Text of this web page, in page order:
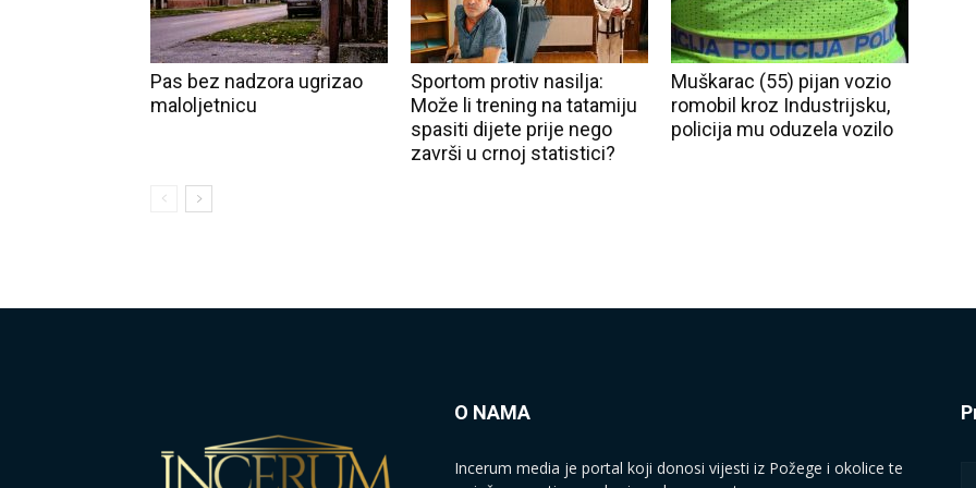
Pas bez nadzora ugrizao
maloljetnicu
Sportom protiv nasilja:
Može li trening na tatamiju
spasiti dijete prije nego
završi u crnoj statistici?
Muškarac (55) pijan vozio
romobil kroz Industrijsku,
policija mu oduzela vozilo
O NAMA
Incerum media je portal koji donosi vijesti iz Požege i okolice te